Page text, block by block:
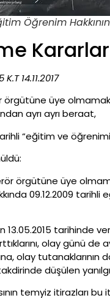
Öğrenim
K.T 14.11.2017
örgütüne üye
ayrı ayrı beraat,
tarihli “eğitim ve
örgütüne üye
09.12.2009
13.05.2015 tarihinde
olay günü
olay tutanaklarının
düşülen
temyiz itirazları